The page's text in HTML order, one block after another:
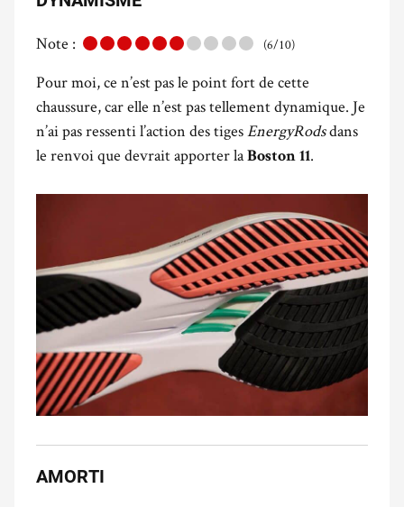
Note : (6/10)
Pour moi, ce n’est pas le point fort de cette
chaussure, car elle n’est pas tellement dynamique. Je
n’ai pas ressenti l’action des tigesEnergyRodsdans
le renvoi que devrait apporter laBoston 11.
AMORTI